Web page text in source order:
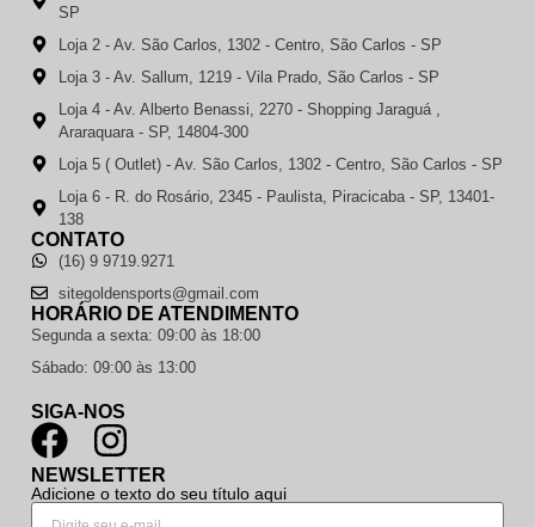
SP
Loja 2 - Av. São Carlos, 1302 - Centro, São Carlos - SP
Loja 3 - Av. Sallum, 1219 - Vila Prado, São Carlos - SP
Loja 4 - Av. Alberto Benassi, 2270 - Shopping Jaraguá ,
Araraquara - SP, 14804-300
Loja 5 ( Outlet) - Av. São Carlos, 1302 - Centro, São Carlos - SP
Loja 6 - R. do Rosário, 2345 - Paulista, Piracicaba - SP, 13401-
138
CONTATO
(16) 9 9719.9271
sitegoldensports@gmail.com
HORÁRIO DE ATENDIMENTO
Segunda a sexta: 09:00 às 18:00
Sábado: 09:00 às 13:00
SIGA-NOS
NEWSLETTER
Adicione o texto do seu título aqui